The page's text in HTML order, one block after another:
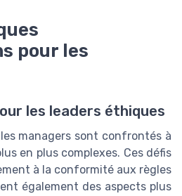
pour les
les leaders éthiques
managers sont confrontés à
en plus complexes. Ces défis
à la conformité aux règles
également des aspects plus